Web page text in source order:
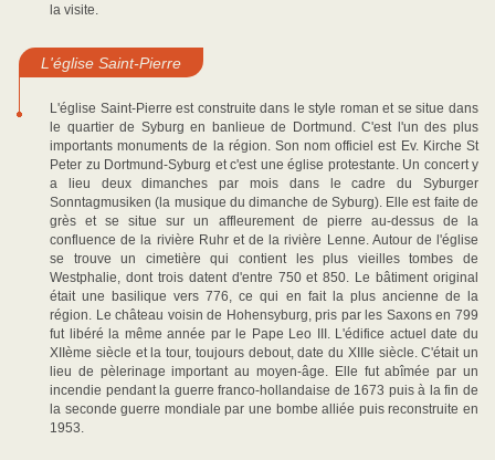
la visite.
L'église Saint-Pierre
L'église Saint-Pierre est construite dans le style roman et se situe dans
le quartier de Syburg en banlieue de Dortmund. C'est l'un des plus
importants monuments de la région. Son nom officiel est Ev. Kirche St
Peter zu Dortmund-Syburg et c'est une église protestante. Un concert y
a lieu deux dimanches par mois dans le cadre du Syburger
Sonntagmusiken (la musique du dimanche de Syburg). Elle est faite de
grès et se situe sur un affleurement de pierre au-dessus de la
confluence de la rivière Ruhr et de la rivière Lenne. Autour de l'église
se trouve un cimetière qui contient les plus vieilles tombes de
Westphalie, dont trois datent d'entre 750 et 850. Le bâtiment original
était une basilique vers 776, ce qui en fait la plus ancienne de la
région. Le château voisin de Hohensyburg, pris par les Saxons en 799
fut libéré la même année par le Pape Leo III. L'édifice actuel date du
XIIème siècle et la tour, toujours debout, date du XIIIe siècle. C'était un
lieu de pèlerinage important au moyen-âge. Elle fut abîmée par un
incendie pendant la guerre franco-hollandaise de 1673 puis à la fin de
la seconde guerre mondiale par une bombe alliée puis reconstruite en
1953.